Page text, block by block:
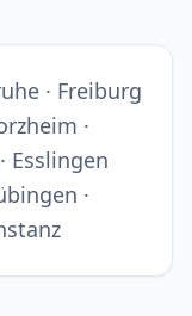
· Freiburg
·
Esslingen
·